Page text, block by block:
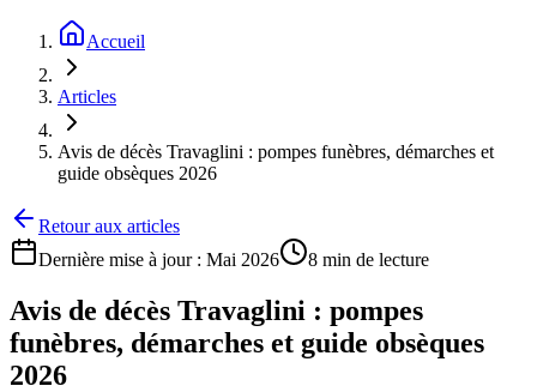
Accueil
Articles
Avis de décès Travaglini : pompes funèbres, démarches et
guide obsèques 2026
Retour aux articles
Dernière mise à jour : Mai 2026 8 min de lecture
Avis de décès Travaglini : pompes
funèbres, démarches et guide obsèques
2026